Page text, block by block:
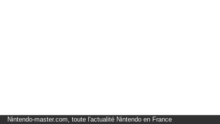
Nintendo-master.com, toute l'actualité Nintendo en France